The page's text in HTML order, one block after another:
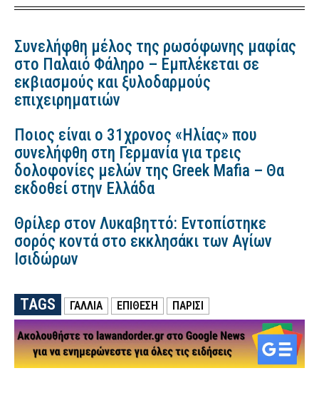
Συνελήφθη μέλος της ρωσόφωνης μαφίας
στο Παλαιό Φάληρο – Εμπλέκεται σε
εκβιασμούς και ξυλοδαρμούς
επιχειρηματιών
Ποιος είναι ο 31χρονος «Ηλίας» που
συνελήφθη στη Γερμανία για τρεις
δολοφονίες μελών της Greek Mafia – Θα
εκδοθεί στην Ελλάδα
Θρίλερ στον Λυκαβηττό: Εντοπίστηκε
σορός κοντά στο εκκλησάκι των Αγίων
Ισιδώρων
TAGS ΓΑΛΛΙΑ ΕΠΙΘΕΣΗ ΠΑΡΙΣΙ